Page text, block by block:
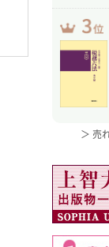
Ｊ−ＬＩＳ 2026
特集：AI活用で広
＞ 売